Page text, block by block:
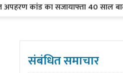
का सजायाफ्ता 40 साल बाद
संबंधित समाचार